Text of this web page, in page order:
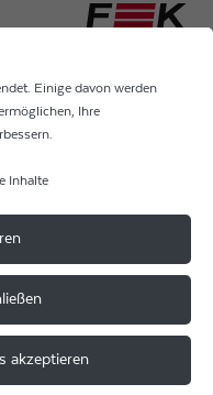
ermöglicht
Einige davon werden
Ihre
Inhalte
akzeptieren